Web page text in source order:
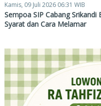
Kamis, 09 Juli 2026 06:31 WIB
Sempoa SIP Cabang
Syarat dan Cara Melamar